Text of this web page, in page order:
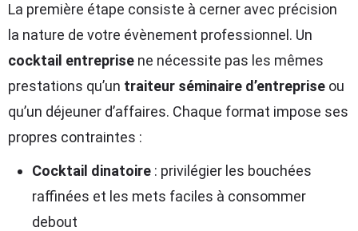
La première étape consiste à cerner avec précision
la nature de votre évènement professionnel. Un
cocktail entreprise ne nécessite pas les mêmes
prestations qu’un traiteur séminaire d’entreprise ou
qu’un déjeuner d’affaires. Chaque format impose ses
propres contraintes :
Cocktail dinatoire : privilégier les bouchées
raffinées et les mets faciles à consommer
debout